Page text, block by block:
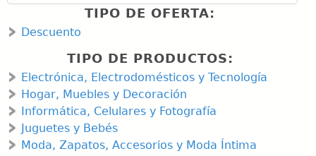
antiderrapante. ligera g
segura. Es importante que
de su talla para evitar "
accidentes o caídas causadas
por el ajuste flojo.
JUEGA, CAMINA Y CORRE
… x ) En promedio, tu peque usa 6 horas
TIPO DE OFERTA:
Descuento
TIPO DE PRODUCTOS:
Electrónica, Electrodomésticos y Tecnología
Hogar, Muebles y Decoración
Informática, Celulares y Fotografía
Juguetes y Bebés
Moda, Zapatos, Accesorios y Moda Íntima